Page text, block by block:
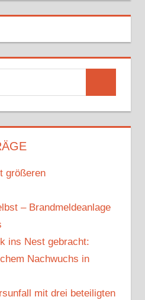
c
größeren
– Brandmeldeanlage
ins Nest gebracht:
Nachwuchs in
mit drei beteiligten